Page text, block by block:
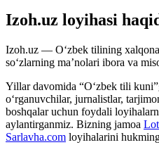
Izoh.uz loyihasi
Izoh.uz — O‘zbek tilining
so‘zlarning ma’nolari ibora va
Yillar davomida “O‘zbek tili
o‘rganuvchilar, jurnalistlar,
boshqalar uchun foydali
aylantirganmiz. Bizning jamoa
Sarlavha.com loyihalarini